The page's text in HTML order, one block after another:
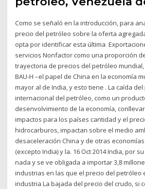
Como se señaló en la introducción, para
precio del petróleo sobre la oferta
opta por identificar esta última
servicios Nonfactor como una proporción
trayectoria de precios del petróleo mundial,
BAU-H –el papel de China en la economía
mayor al de India, y esto tiene . La caída del
internacional del petróleo, como un
desenvolvimiento de la economía,
impactos para los países cantidad y el
hidrocarburos, impactan sobre el medio
desaceleración China y de otras
(excepto India) y la. 16 Oct 2014 India, por
nada y se ve obligada a importar 3,8
industrias en las que el precio del petróleo
industria La bajada del precio del crudo, si